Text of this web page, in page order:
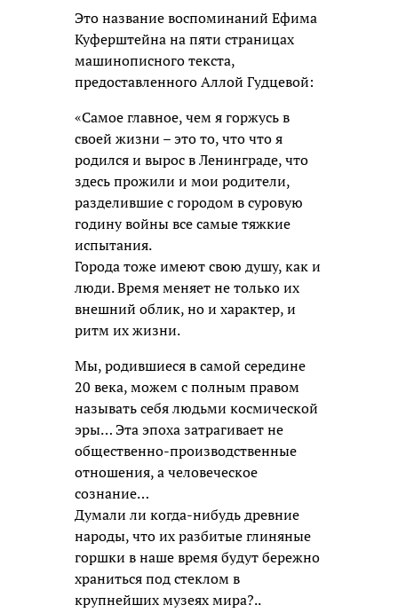
Это название воспоминаний Ефима
Куферштейна на пяти страницах
машинописного текста,
предоставленного Аллой Гудцевой:
«Самое главное, чем я горжусь в
своей жизни – это то, что что я
родился и вырос в Ленинграде, что
здесь прожили и мои родители,
разделившие с городом в суровую
годину войны все самые тяжкие
испытания.
Города тоже имеют свою душу, как и
люди. Время меняет не только их
внешний облик, но и характер, и
ритм их жизни.
Мы, родившиеся в самой середине
20 века, можем с полным правом
называть себя людьми космической
эры… Эта эпоха затрагивает не
общественно-производственные
отношения, а человеческое
сознание…
Думали ли когда-нибудь древние
народы, что их разбитые глиняные
горшки в наше время будут бережно
храниться под стеклом в
крупнейших музеях мира?..